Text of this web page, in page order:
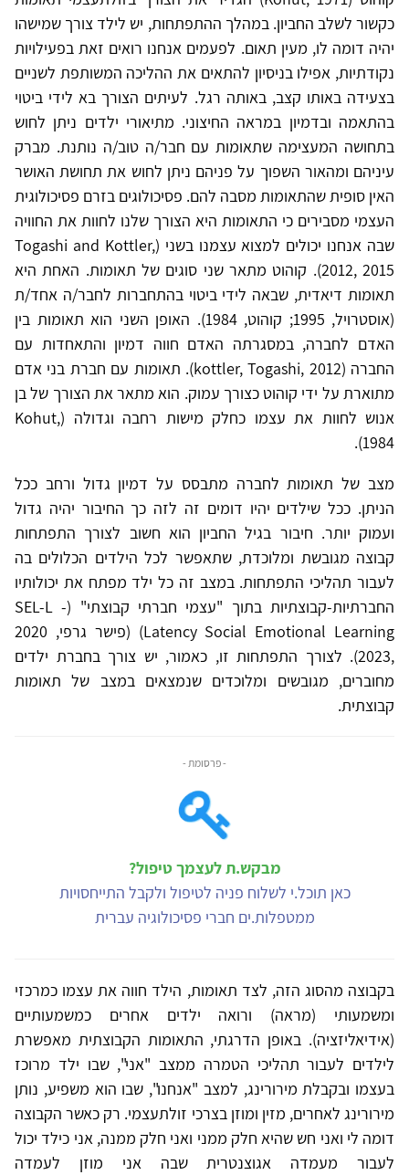
כקשור לשלב החביון. במהלך ההתפתחות, יש לילד צורך שמישהו
יהיה דומה לו, מעין תאום. לפעמים אנחנו רואים זאת בפעילויות
נקודתיות, אפילו בניסיון להתאים את ההליכה המשותפת לשניים
בצעידה באותו קצב, באותה רגל. לעיתים הצורך בא לידי ביטוי
בהתאמה ובדמיון במראה החיצוני. מתיאורי ילדים ניתן לחוש
בתחושה המעצימה שתאומות עם חבר/ה טוב/ה נותנת. מברק
עיניהם ומהאור השפוך על פניהם ניתן לחוש את תחושת האושר
האין סופית שהתאומות מסבה להם. פסיכולוגים בזרם פסיכולוגית
העצמי מסבירים כי התאומות היא הצורך שלנו לחוות את החוויה
שבה אנחנו יכולים למצוא עצמנו בשני (Togashi and Kottler,
2012, 2015). קוהוט מתאר שני סוגים של תאומות. האחת היא
תאומות דיאדית, שבאה לידי ביטוי בהתחברות לחבר/ה אחד/ת
(אוסטרויל, 1995; קוהוט, 1984). האופן השני הוא תאומות בין
האדם לחברה, במסגרתה האדם חווה דמיון והתאחדות עם
החברה (kottler, Togashi, 2012). תאומות עם חברת בני אדם
מתוארת על ידי קוהוט כצורך עמוק. הוא מתאר את הצורך של בן
אנוש לחוות את עצמו כחלק מישות רחבה וגדולה (Kohut,
1984).
מצב של תאומות לחברה מתבסס על דמיון גדול ורחב ככל
הניתן. ככל שילדים יהיו דומים זה לזה כך החיבור יהיה גדול
ועמוק יותר. חיבור בגיל החביון הוא חשוב לצורך התפתחות
קבוצה מגובשת ומלוכדת, שתאפשר לכל הילדים הכלולים בה
לעבור תהליכי התפתחות. במצב זה כל ילד מפתח את יכולותיו
החברתיות-קבוצתיות בתוך "עצמי חברתי קבוצתי" (SEL-L -
Latency Social Emotional Learning) (פישר גרפי, 2020
,2023). לצורך התפתחות זו, כאמור, יש צורך בחברת ילדים
מחוברים, מגובשים ומלוכדים שנמצאים במצב של תאומות
קבוצתית.
- פרסומת -
מבקש.ת לעצמך טיפול?
כאן תוכל.י לשלוח פניה לטיפול ולקבל התייחסויות
ממטפלות.ים חברי פסיכולוגיה עברית
בקבוצה מהסוג הזה, לצד תאומות, הילד חווה את עצמו כמרכזי
ומשמעותי (מראה) ורואה ילדים אחרים כמשמעותיים
(אידיאליזציה). באופן הדרגתי, התאומות הקבוצתית מאפשרת
לילדים לעבור תהליכי הטמרה ממצב "אני", שבו ילד מרוכז
בעצמו ובקבלת מירורינג, למצב "אנחנו", שבו הוא משפיע, נותן
מירורינג לאחרים, מזין ומוזן בצרכי זולתעצמי. רק כאשר הקבוצה
דומה לי ואני חש שהיא חלק ממני ואני חלק ממנה, אני כילד יכול
לעבור מעמדה אגוצנטרית שבה אני מוזן לעמדה